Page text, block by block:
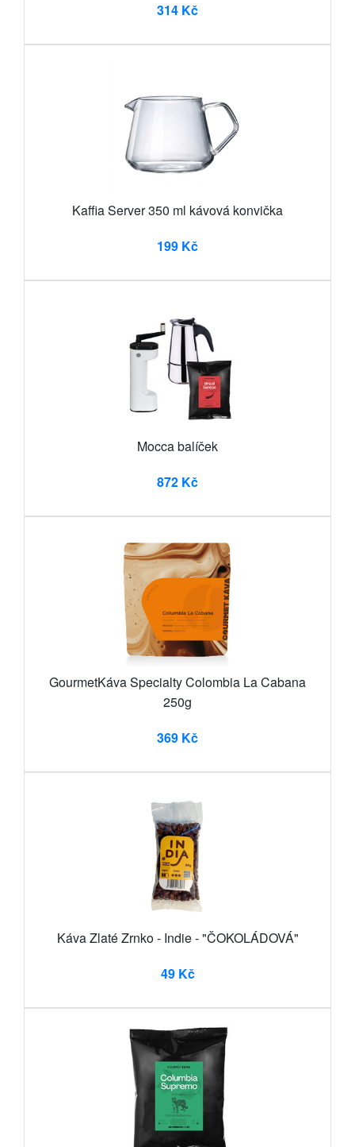
314 Kč
Kaffia Server 350 ml kávová konvička
199 Kč
Mocca balíček
872 Kč
GourmetKáva Specialty Colombia La Cabana
250g
369 Kč
Káva Zlaté Zrnko - Indie - "ČOKOLÁDOVÁ"
49 Kč